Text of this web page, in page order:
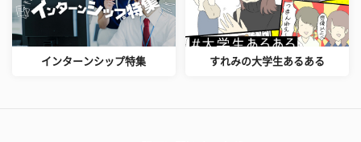
インターンシップ特集 すれみの大学生あるある